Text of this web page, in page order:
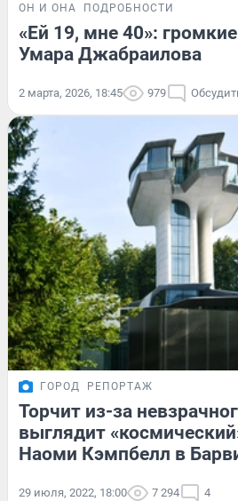
ОН И ОНА ПОДРОБНОСТИ
«Ей 19, мне 40»:
Умара Джабраилова
2 марта, 2026, 18:45 979
ГОРОД РЕПОРТАЖ
Торчит из-за
выглядит
Наоми Кэмпбелл в
29 июля, 2022, 18:00 7 294 4